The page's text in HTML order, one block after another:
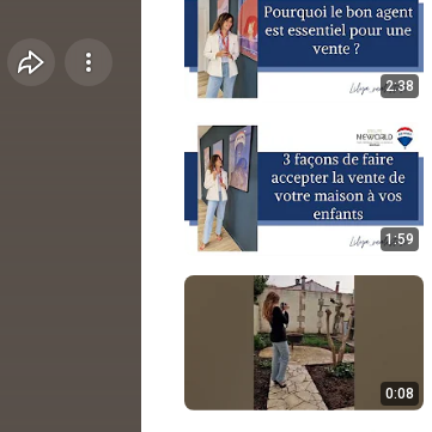
2:38
1:59
0:08